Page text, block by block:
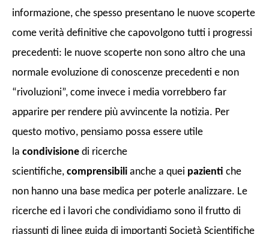
informazione, che spesso presentano le nuove scoperte
come verità definitive che capovolgono tutti i progressi
precedenti: le nuove scoperte non sono altro che una
normale evoluzione di conoscenze precedenti e non
“rivoluzioni”, come invece i media vorrebbero far
apparire per rendere più avvincente la notizia. Per
questo motivo, pensiamo possa essere utile
la condivisione di ricerche
scientifiche, comprensibili anche a quei pazienti che
non hanno una base medica per poterle analizzare. Le
ricerche ed i lavori che condividiamo sono il frutto di
riassunti di linee guida di importanti Società Scientifiche